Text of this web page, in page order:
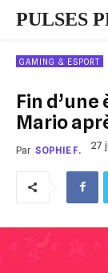
PULSES
GAMING & ESPORT
Fin
Mario
Par SOPHIE F. 27